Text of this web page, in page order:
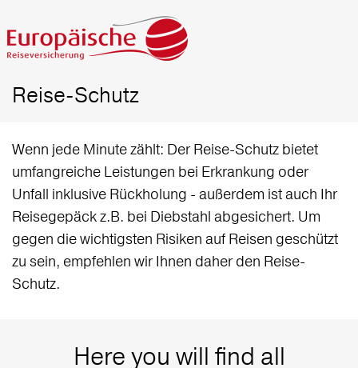
Reise-Schutz
Wenn jede Minute zählt: Der Reise-Schutz bietet
umfangreiche Leistungen bei Erkrankung oder
Unfall inklusive Rückholung - außerdem ist auch Ihr
Reisegepäck z.B. bei Diebstahl abgesichert. Um
gegen die wichtigsten Risiken auf Reisen geschützt
zu sein, empfehlen wir Ihnen daher den Reise-
Schutz.
Here you will find all